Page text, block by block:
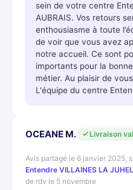
sein de votre centre
AUBRAIS. Vos retours
enthousiasme à toute
de voir que vous avez
notre accueil. Ce sont
importants pour la
métier. Au plaisir de
L'équipe du centre
OCEANE M. Livraison
Avis partagé le 6 janvier 2025,
Entendre VILLAINES LA JUHEL
de rdv le 5 novembre